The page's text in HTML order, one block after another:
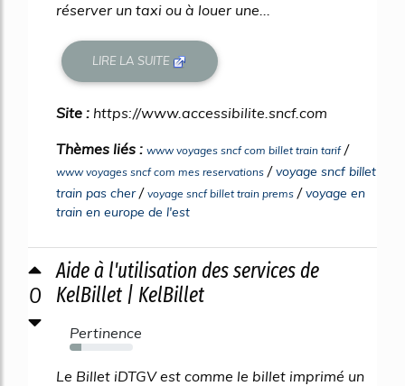
réserver un taxi ou à louer une...
LIRE LA SUITE
Site : https://www.accessibilite.sncf.com
Thèmes liés : www voyages sncf com billet train tarif/
www voyages sncf com mes reservations /voyage sncf billet
train pas cher/ voyage sncf billet train prems /voyage en
train en europe de l'est
0
Aide à l'utilisation des services de
KelBillet | KelBillet
Pertinence
19%
Le Billet iDTGV est comme le billet imprimé un